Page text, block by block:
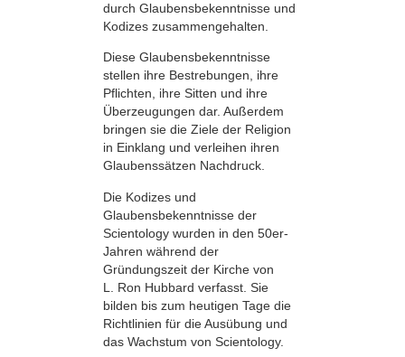
durch Glaubensbekenntnisse und
Kodizes zusammengehalten.
Diese Glaubensbekenntnisse
stellen ihre Bestrebungen, ihre
Pflichten, ihre Sitten und ihre
Überzeugungen dar. Außerdem
bringen sie die Ziele der Religion
in Einklang und verleihen ihren
Glaubenssätzen Nachdruck.
Die Kodizes und
Glaubensbekenntnisse der
Scientology wurden in den 50er-
Jahren während der
Gründungszeit der Kirche von
L. Ron Hubbard verfasst. Sie
bilden bis zum heutigen Tage die
Richtlinien für die Ausübung und
das Wachstum von Scientology.